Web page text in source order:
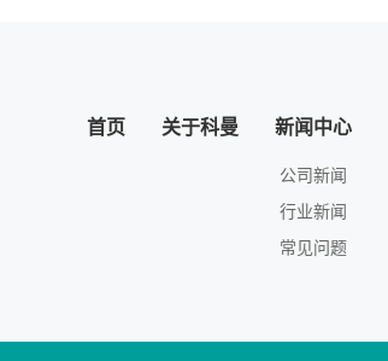
首页 关于科曼 新闻中心
公司新闻
行业新闻
常见问题